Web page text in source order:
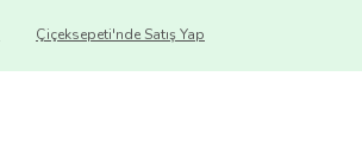
Çiçeksepeti'nde Satış Yap